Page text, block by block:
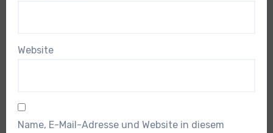
Website
Name, E-Mail-Adresse und Website in diesem